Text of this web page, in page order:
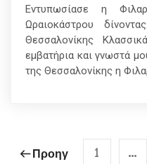
Εντυπωσίασε η
Ωραιοκάστρου
Θεσσαλονίκης
εμβατήρια και γνωστά
της Θεσσαλονίκης η
Προηγ 1 …